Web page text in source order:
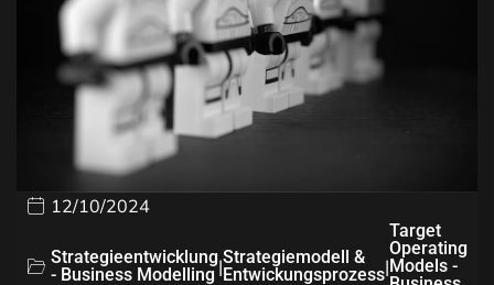
12/10/2024
Strategieentwicklung
- Business Modelling |Strategiemodell &
Entwickungsprozess|
Target
Operating
Models -